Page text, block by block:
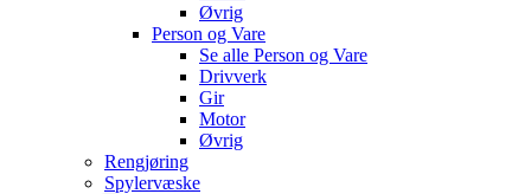
Øvrig
Person og Vare
Se alle Person og Vare
Drivverk
Gir
Motor
Øvrig
Rengjøring
Spylervæske